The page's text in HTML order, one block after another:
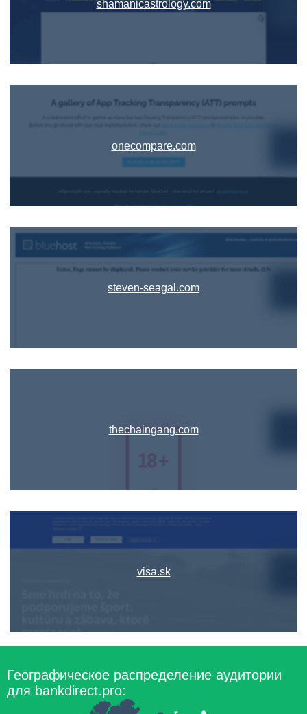
shamanicastrology.com
onecompare.com
steven-seagal.com
thechaingang.com
visa.sk
Географическое распределение аудитории
для bankdirect.pro: